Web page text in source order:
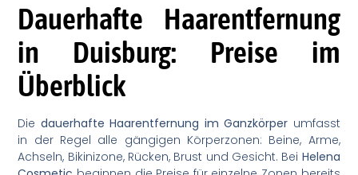
Dauerhafte Haarentfernung
in Duisburg: Preise im
Überblick
Die dauerhafte Haarentfernung im Ganzkörper umfasst
in der Regel alle gängigen Körperzonen: Beine, Arme,
Achseln, Bikinizone, Rücken, Brust und Gesicht. Bei Helena